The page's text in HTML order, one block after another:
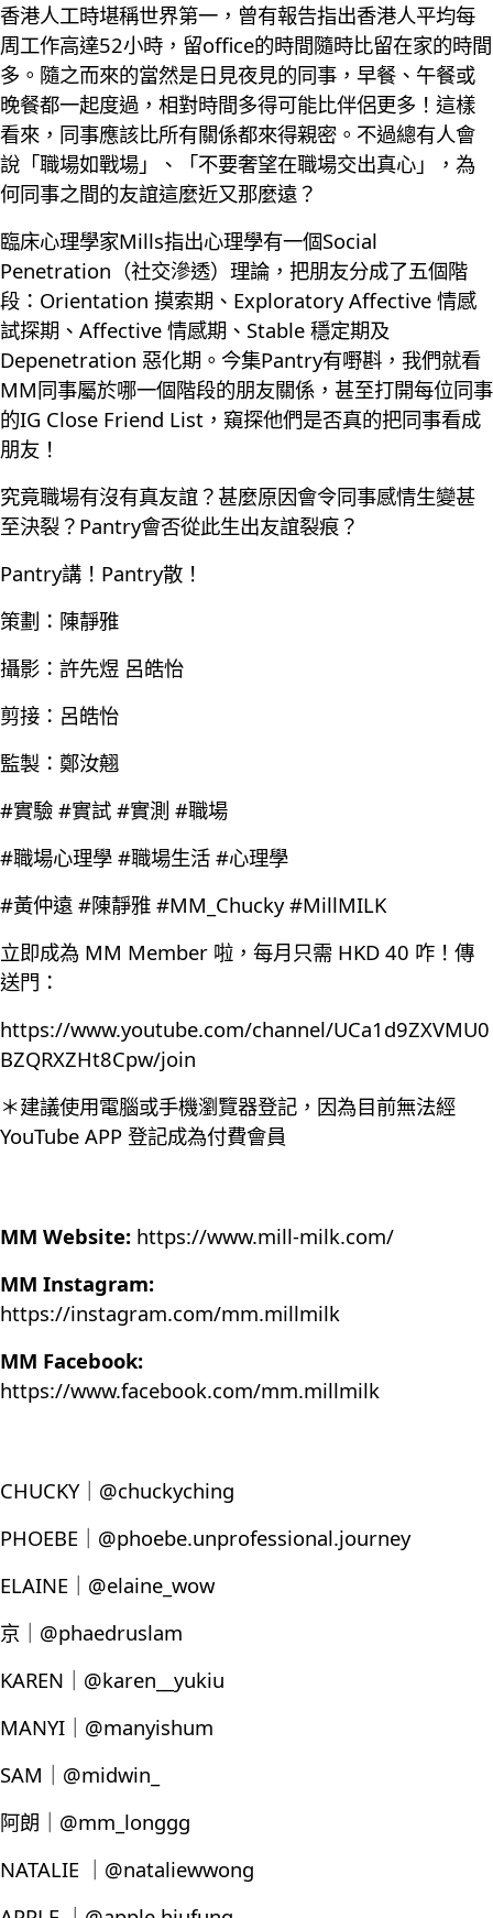
香港人工時堪稱世界第一，曾有報告指出香港人平均每
周工作高達52小時，留office的時間隨時比留在家的時間
多。隨之而來的當然是日見夜見的同事，早餐、午餐或
晚餐都一起度過，相對時間多得可能比伴侶更多！這樣
看來，同事應該比所有關係都來得親密。不過總有人會
說「職場如戰場」、「不要奢望在職場交出真心」，為
何同事之間的友誼這麼近又那麼遠？
臨床心理學家Mills指出心理學有一個Social
Penetration（社交滲透）理論，把朋友分成了五個階
段：Orientation 摸索期、Exploratory Affective 情感
試探期、Affective 情感期、Stable 穩定期及
Depenetration 惡化期。今集Pantry有嘢斟，我們就看
MM同事屬於哪一個階段的朋友關係，甚至打開每位同事
的IG Close Friend List，窺探他們是否真的把同事看成
朋友！
究竟職場有沒有真友誼？甚麼原因會令同事感情生變甚
至決裂？Pantry會否從此生出友誼裂痕？
Pantry講！Pantry散！
策劃：陳靜雅
攝影：許先煜 呂皓怡
剪接：呂皓怡
監製：鄭汝翹
#實驗 #實試 #實測 #職場
#職場心理學 #職場生活 #心理學
#黃仲遠 #陳靜雅 #MM_Chucky #MillMILK
立即成為 MM Member 啦，每月只需 HKD 40 咋！傳
送門：
https://www.youtube.com/channel/UCa1d9ZXVMU0
BZQRXZHt8Cpw/join
＊建議使用電腦或手機瀏覽器登記，因為目前無法經
YouTube APP 登記成為付費會員
MM Website: https://www.mill-milk.com/
MM Instagram:
https://instagram.com/mm.millmilk
MM Facebook:
https://www.facebook.com/mm.millmilk
CHUCKY｜@chuckyching
PHOEBE｜@phoebe.unprofessional.journey
ELAINE｜@elaine_wow
京｜@phaedruslam
KAREN｜@karen__yukiu
MANYI｜@manyishum
SAM｜@midwin_
阿朗｜@mm_longgg
NATALIE ｜@nataliewwong